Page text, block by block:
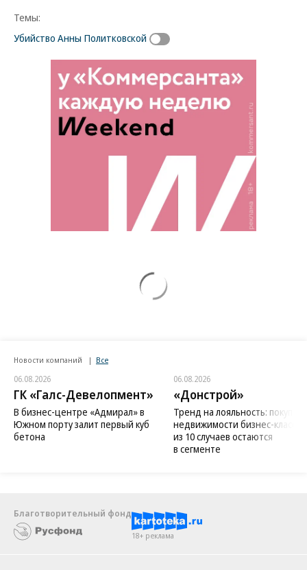
Темы:
Убийство Анны Политковской
Новости компаний Все
06.08.2026
ГК «Галс-Девелопмент»
В бизнес-центре «Адмирал» в
Южном порту залит первый куб
бетона
06.08.2026
«Донстрой»
Тренд на лояльность:
недвижимости бизнес-класса
из 10 случаев остаются
в сегменте
Благотворительный фонд
18+ реклама